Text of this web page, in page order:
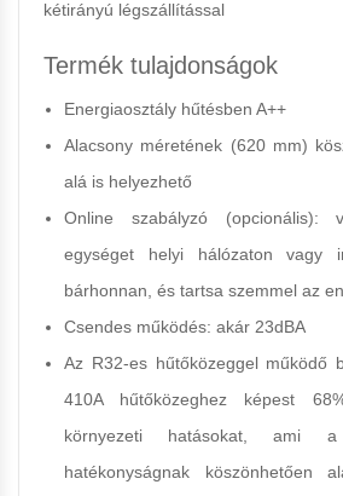
kétirányú légszállítással
Termék tulajdonságok
Energiaosztály hűtésben A++
Alacsony méretének (620 mm)
alá is helyezhető
Online szabályzó (opcionális):
egységet helyi hálózaton vagy
bárhonnan, és tartsa szemmel az
Csendes működés: akár 23dBA
Az R32-es hűtőközeggel működő
410A hűtőközeghez képest
környezeti hatásokat, ami
hatékonyságnak köszönhetően